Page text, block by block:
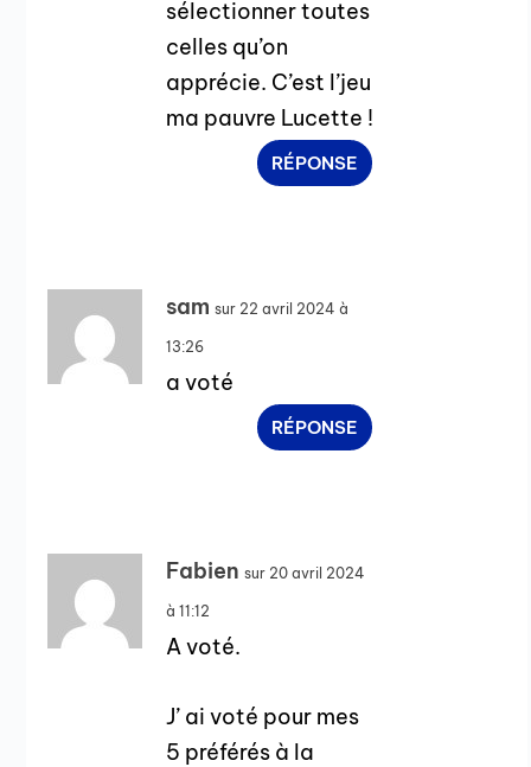
sélectionner toutes
celles qu’on
apprécie. C’est l’jeu
ma pauvre Lucette !
RÉPONSE
sam sur 22 avril 2024 à
13:26
a voté
RÉPONSE
Fabien sur 20 avril 2024
à 11:12
A voté.
J’ ai voté pour mes
5 préférés à la